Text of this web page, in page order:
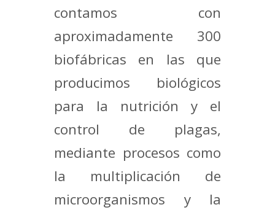
contamos con
aproximadamente 300
biofábricas en las que
producimos biológicos
para la nutrición y el
control de plagas,
mediante procesos como
la multiplicación de
microorganismos y la